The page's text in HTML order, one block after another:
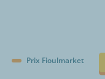
Prix Fioulmarket